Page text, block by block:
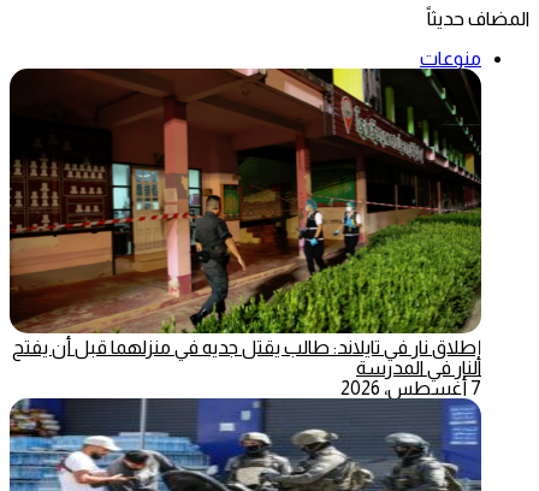
المضاف حديثاً
منوعات
إطلاق نار في تايلاند: طالب يقتل جديه في منزلهما قبل أن يفتح
النار في المدرسة
7 أغسطس، 2026